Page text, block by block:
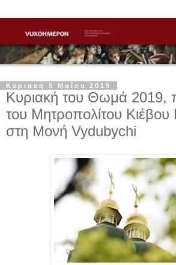
Κυριακή 5 Μαΐου 2019
Κυριακή του Θωμά 2019,
του Μητροπολίτου Κιέβου
στη Μονή Vydubychi